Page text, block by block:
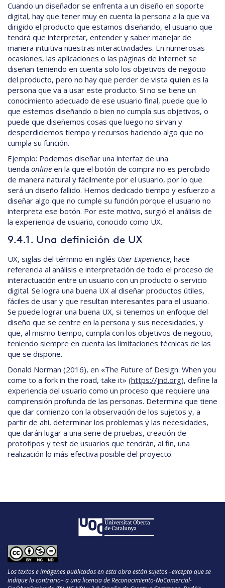
Cuando un diseñador se enfrenta a un diseño en soporte
digital, hay que tener muy en cuenta la persona a la que va
dirigido el producto que estamos diseñando, el usuario que
tendrá que interpretar, entender y saber manejar de
manera intuitiva nuestras interactividades. En numerosas
ocasiones, las aplicaciones o las páginas de internet se
diseñan teniendo en cuenta solo los objetivos de negocio
del producto, pero no hay que perder de vista quien es la
persona que va a usar este producto. Si no se tiene un
conocimiento adecuado de ese usuario final, puede que lo
que estemos diseñando o bien no cumpla sus objetivos, o
puede que diseñemos cosas que luego no sirvan y
desperdiciemos tiempo y recursos haciendo algo que no
cumpla su función.
Ejemplo: Podemos diseñar una interfaz de una
tienda online en la que el botón de compra no es percibido
de manera natural y fácilmente por el usuario, por lo que
será un diseño fallido. Hemos dedicado tiempo y esfuerzo a
diseñar algo que no cumple su función porque el usuario no
interpreta ese botón. Por este motivo, surgió el análisis de
la experiencia de usuario, conocido como UX.
9.4.1. Una definición de UX
UX, siglas del término en inglés User Experience, hace
referencia al análisis e interpretación de todo el proceso de
interactuación entre un usuario con un producto o servicio
digital. Se logra una buena UX al diseñar productos útiles,
fáciles de usar y que resultan interesantes para el usuario.
Se puede lograr una buena UX, si tenemos un enfoque del
diseño que se centre en la persona y sus necesidades, y
que, al mismo tiempo, cumpla con los objetivos de negocio,
teniendo siempre en cuenta las limitaciones técnicas de las
que se dispone.
Donald Norman (2016), en «The Future of Design: When you
come to a fork in the road, take it» (https://jnd.org), define la
experiencia del usuario como un proceso que requiere una
comprensión profunda de las personas. Determina que tiene
que dar comienzo con la observación de los sujetos y, a
partir de ahí, determinar los problemas y las necesidades,
que darán lugar a una serie de pruebas, creación de
prototipos y test de usuarios que tendrán, al fin, una
realización lo más efectiva posible del proyecto.
Los textos e imágenes publicados en esta obra están sujetos –excepto que se
indique lo contrario– a una licencia de Reconocimiento-NoComercial-